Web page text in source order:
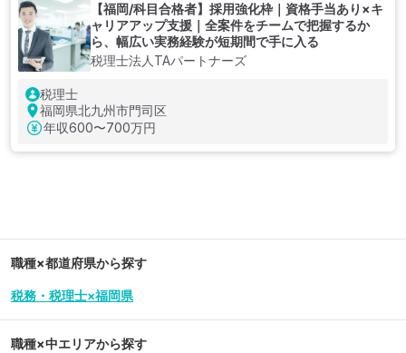
【福岡/科目合格者】採用強化枠｜資格手当あり×キ
ャリアアップ支援｜全案件をチームで把握するか
ら、幅広い実務経験が短期間で手に入る
税理士法人TAパートナーズ
税理士
福岡県北九州市門司区
年収600〜700万円
職種×都道府県から探す
税務・税理士×福岡県
職種×中エリアから探す